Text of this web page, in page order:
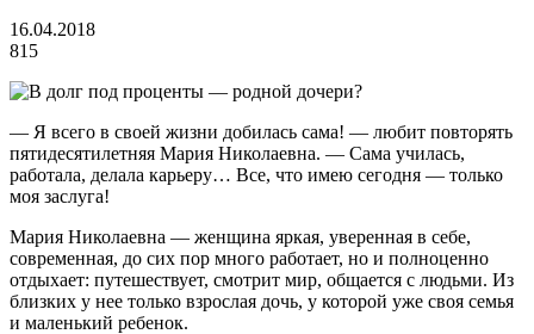
16.04.2018
815
— Я всего в своей жизни добилась сама! — любит повторять
пятидесятилетняя Мария Николаевна. — Сама училась,
работала, делала карьеру… Все, что имею сегодня — только
моя заслуга!
Мария Николаевна — женщина яркая, уверенная в себе,
современная, до сих пор много работает, но и полноценно
отдыхает: путешествует, смотрит мир, общается с людьми. Из
близких у нее только взрослая дочь, у которой уже своя семья
и маленький ребенок.